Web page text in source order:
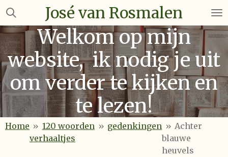
Ga
naar
de
hoofdinhoud
José van Rosmalen
Welkom op mijn
website, ik nodig je uit
om verder te kijken en
te lezen!
Home » 120 woorden
verhaaltjes
» gedenkingen » Achter
blauwe
heuvels